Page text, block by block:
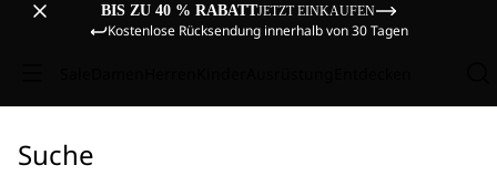
BIS ZU 40 % RABATTJETZT EINKAUFEN
Kostenlose Rücksendung innerhalb von 30 Tagen
Suche